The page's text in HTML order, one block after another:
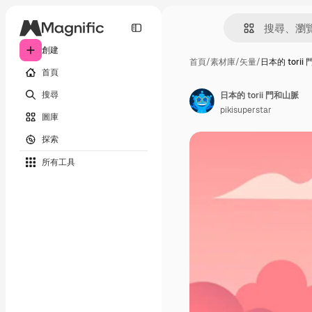
創建
首頁
搜尋
圖庫
探索
所有工具
首頁/素材庫/矢量/日本的 torii
日本的 torii 門和山脈
pikisuperstar